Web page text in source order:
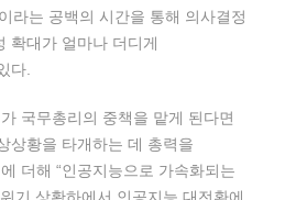
라는 공백의 시간을 통해 의사결정
확대가 얼마나 더디게
다.
국무총리의 중책을 맡게 된다면
상황을 타개하는 데 총력을
더해 “인공지능으로 가속화되는
기 상황하에서 인공지능 대전환에